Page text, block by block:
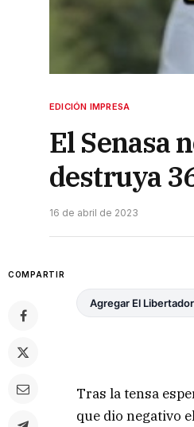
EDICIÓN IMPRESA
El Senasa
destruya
16 de abril de 2023
COMPARTIR
Agregar El
Tras la tensa
que dio negativo